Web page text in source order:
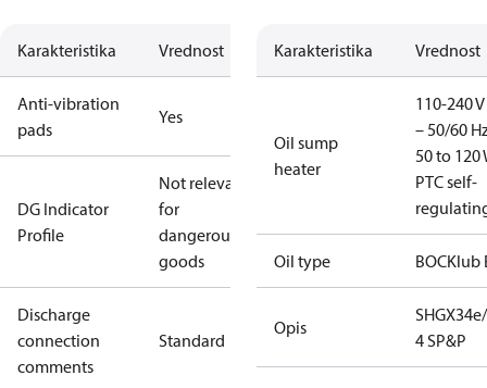
Karakteristika Vrednost
Anti-vibration
pads
Yes
DG Indicator
Profile
Not relevant
for
dangerous
goods
Discharge
connection
comments
Standard
Karakteristika Vrednost
Oil sump
heater
110-240
– 50/60
50 to 120
PTC self-
Oil type BOCKlub
Opis
4 SP&P